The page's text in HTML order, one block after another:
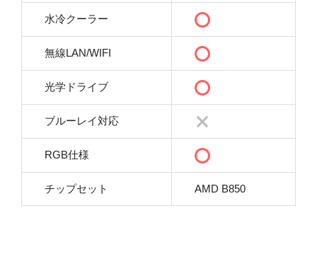
水冷クーラー
無線LAN/WIFI
光学ドライブ
ブルーレイ対応
RGB仕様
チップセット AMD B850